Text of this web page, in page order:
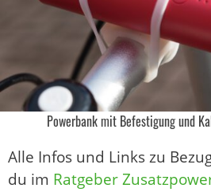
Powerbank mit Befestigung und
Alle Infos und Links zu
du im Ratgeber